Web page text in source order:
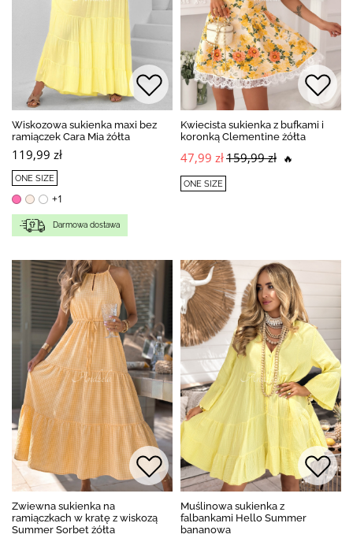
Wiskozowa sukienka maxi bez
ramiączek Cara Mia żółta
119,99 zł
ONE SIZE
+1
Darmowa dostawa
Kwiecista sukienka z bufkami i
koronką Clementine żółta
47,99 zł159,99 zł 🔥
ONE SIZE
Zwiewna sukienka na
ramiączkach w kratę z wiskozą
Summer Sorbet żółta
Muślinowa sukienka z
falbankami Hello Summer
bananowa